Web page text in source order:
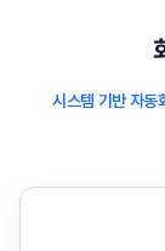
시스템 기반 자동